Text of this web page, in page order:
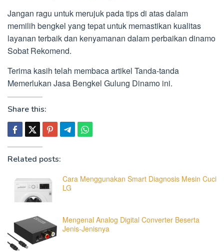
Jangan ragu untuk merujuk pada tips di atas dalam
memilih bengkel yang tepat untuk memastikan kualitas
layanan terbaik dan kenyamanan dalam perbaikan dinamo
Sobat Rekomend.
Terima kasih telah membaca artikel Tanda-tanda
Memerlukan Jasa Bengkel Gulung Dinamo ini.
Share this:
Related posts:
Cara Menggunakan Smart Diagnosis Mesin Cuci
LG
Mengenal Analog Digital Converter Beserta
Jenis-Jenisnya